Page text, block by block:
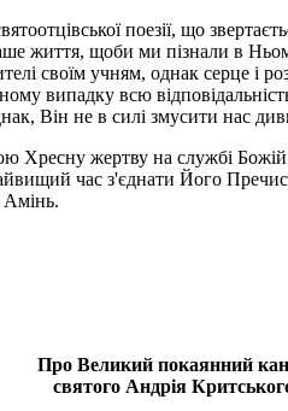
поезії, що
життя, щоби ми пізна­ли в
своїм учням, однак серце
випадку всю
Він не в силі змусити нас
Хресну жертву на службі
час з'єднати Його
Про Великий покаянний
святого Андрія